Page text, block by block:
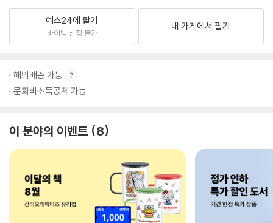
예스24에 팔기
바이백 신청 불가
내 가게에서 팔기
해외배송 가능
문화비소득공제 가능
이 분야의 이벤트 8